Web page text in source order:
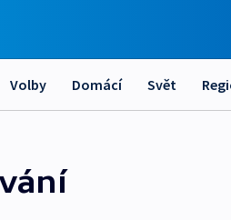
Volby Domácí Svět